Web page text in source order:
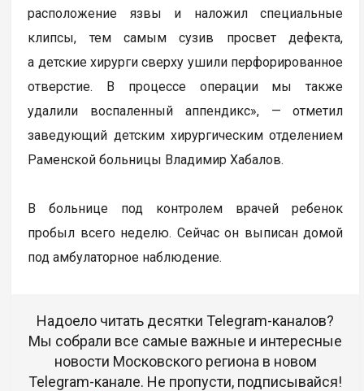
расположение язвы и наложил специальные
клипсы, тем самым сузив просвет дефекта,
а детские хирурги сверху ушили перфорированное
отверстие. В процессе операции мы также
удалили воспаленный аппендикс», — отметил
заведующий детским хирургическим отделением
Раменской больницы Владимир Хабалов.
В больнице под контролем врачей ребенок
пробыл всего неделю. Сейчас он выписан домой
под амбулаторное наблюдение.
Надоело читать десятки Telegram-каналов?
Мы собрали все самые важные и интересные
новости Московского региона в новом
Telegram-канале. Не пропусти, подписывайся!